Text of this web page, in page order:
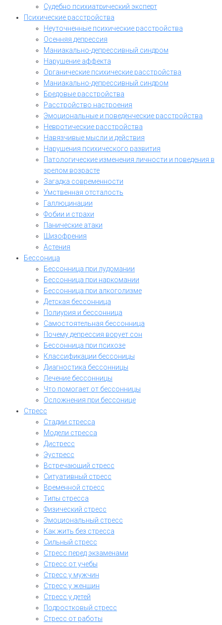
Судебно психиатрический эксперт
Психические расстройства
Неуточненные психические расстройства
Осенняя депрессия
Маниакально-депрессивный синдром
Нарушение аффекта
Органические психические расстройства
Маниакально-депрессивный синдром
Бредовые расстройства
Расстройство настроения
Эмоциональные и поведенческие расстройства
Невротические расстройства
Навязчивые мысли и действия
Нарушения психического развития
Патологические изменения личности и поведения в
зрелом возрасте
Загадка современности
Умственная отсталость
Галлюцинации
Фобии и страхи
Панические атаки
Шизофрения
Астения
Бессоница
Бессонница при лудомании
Бессонница при наркомании
Бессонница при алкоголизме
Детская бессонница
Полиурия и бессонница
Самостоятельная бессонница
Почему депрессия ворует сон
Бессонница при психозе
Классификации бессоницы
Диагностика бессонницы
Лечение бессонницы
Что помогает от бессонницы
Осложнения при бессонице
Стресс
Стадии стресса
Модели стресса
Дистресс
Эустресс
Встречающий стресс
Ситуативный стресс
Временной стресс
Типы стресса
Физический стресс
Эмоциональный стресс
Как жить без стресса
Сильный стресс
Стресс перед экзаменами
Стресс от учебы
Стресс у мужчин
Стресс у женщин
Стресс у детей
Подростковый стресс
Стресс от работы